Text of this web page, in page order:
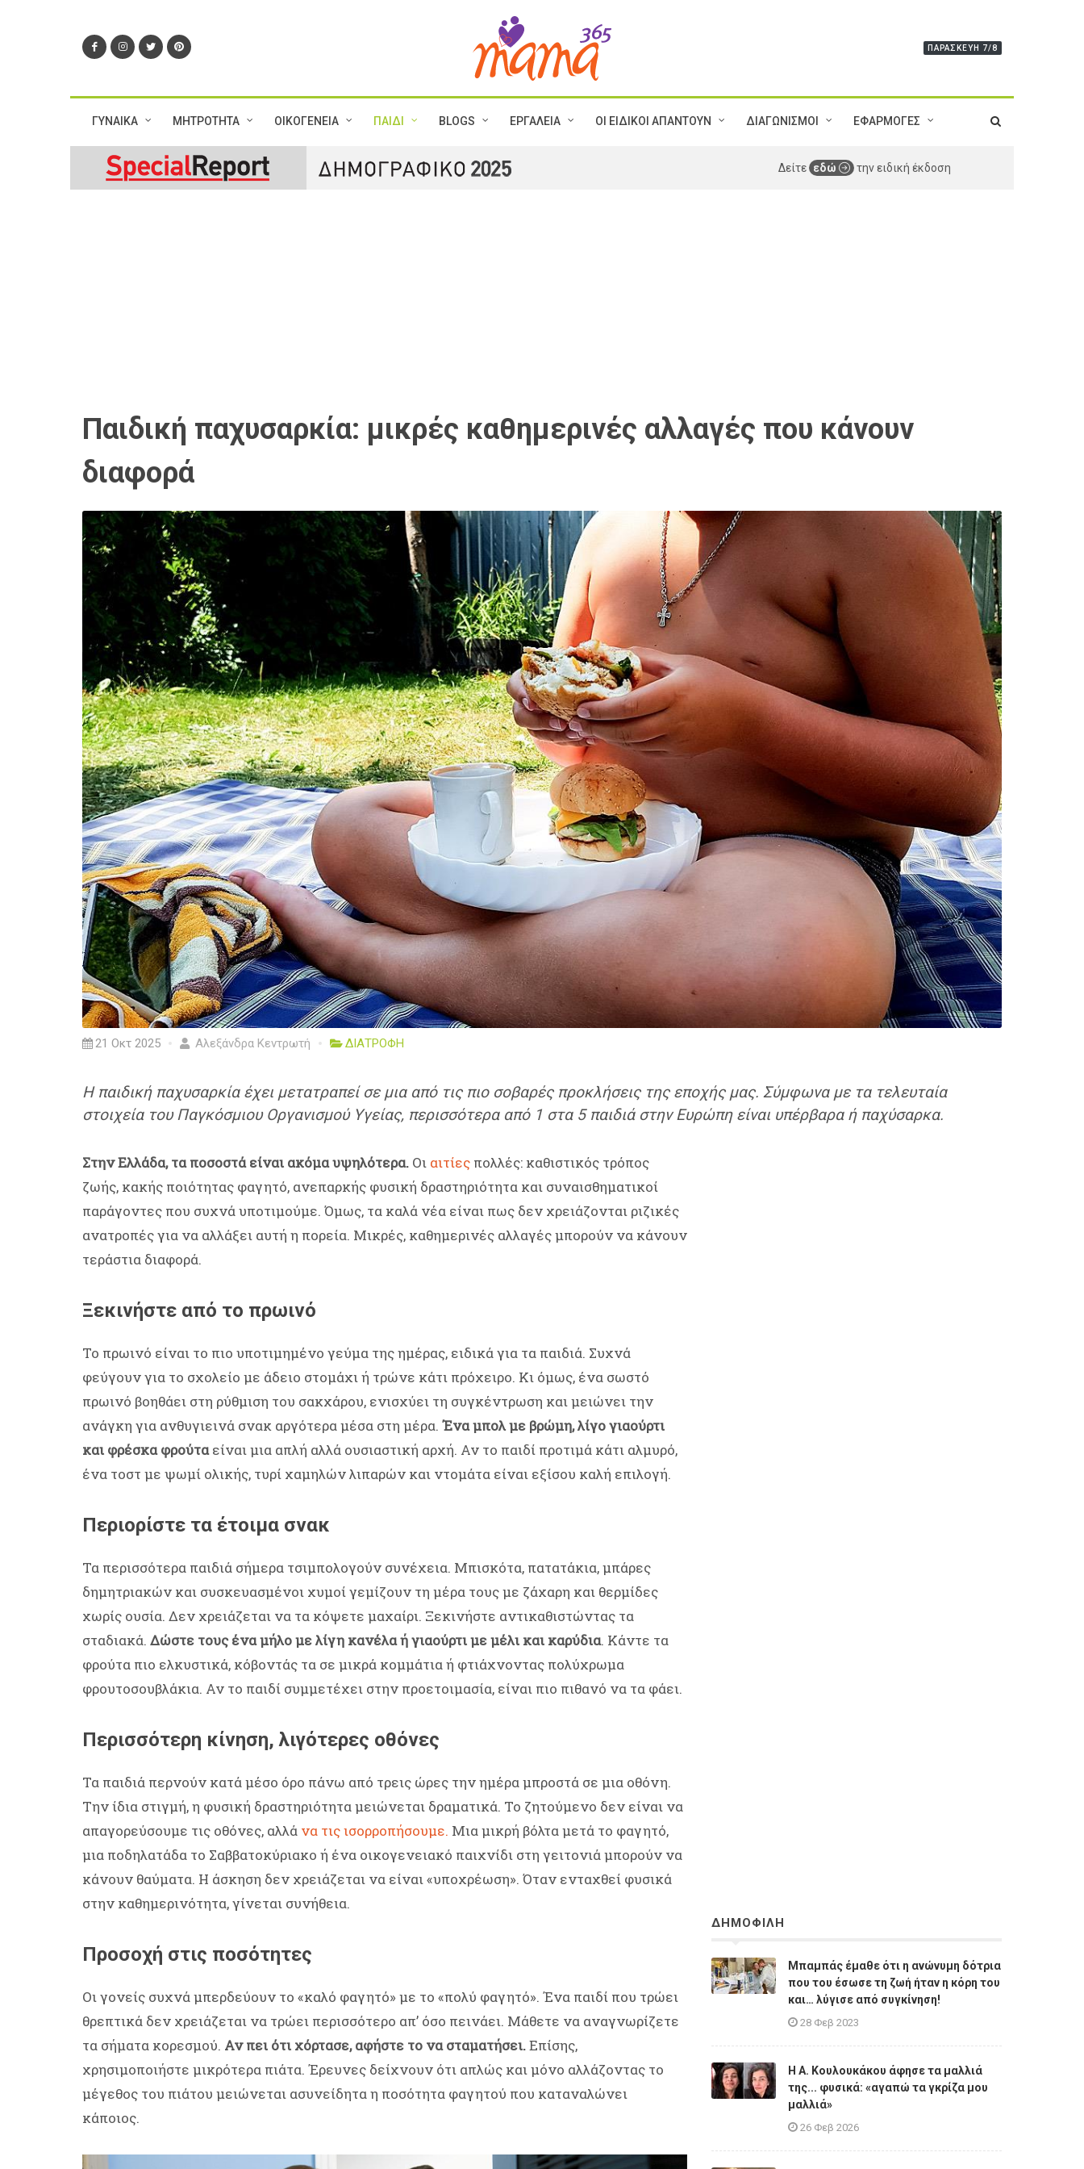
ΠΑΡΑΣΚΕΥΉ 7/8
ΓΥΝΑΙΚΑ ΜΗΤΡΟΤΗΤΑ ΟΙΚΟΓΕΝΕΙΑ ΠΑΙΔΙ BLOGS ΕΡΓΑΛΕΙΑ ΟΙ ΕΙΔΙΚΟΙ ΑΠΑΝΤΟΥΝ ΔΙΑΓΩΝΙΣΜΟΙ ΕΦΑΡΜΟΓΕΣ
Δείτε εδώ την ειδική έκδοση
Παιδική παχυσαρκία: μικρές καθημερινές αλλαγές που κάνουν
διαφορά
21 Οκτ 2025 Αλεξάνδρα Κεντρωτή ΔΙΑΤΡΟΦΗ
Η παιδική παχυσαρκία έχει μετατραπεί σε μια από τις πιο σοβαρές προκλήσεις της εποχής μας. Σύμφωνα με τα τελευταία
στοιχεία του Παγκόσμιου Οργανισμού Υγείας, περισσότερα από 1 στα 5 παιδιά στην Ευρώπη είναι υπέρβαρα ή παχύσαρκα.
Στην Ελλάδα, τα ποσοστά είναι ακόμα υψηλότερα. Οι αιτίες πολλές: καθιστικός τρόπος
ζωής, κακής ποιότητας φαγητό, ανεπαρκής φυσική δραστηριότητα και συναισθηματικοί
παράγοντες που συχνά υποτιμούμε. Όμως, τα καλά νέα είναι πως δεν χρειάζονται ριζικές
ανατροπές για να αλλάξει αυτή η πορεία. Μικρές, καθημερινές αλλαγές μπορούν να κάνουν
τεράστια διαφορά.
Ξεκινήστε από το πρωινό
Το πρωινό είναι το πιο υποτιμημένο γεύμα της ημέρας, ειδικά για τα παιδιά. Συχνά
φεύγουν για το σχολείο με άδειο στομάχι ή τρώνε κάτι πρόχειρο. Κι όμως, ένα σωστό
πρωινό βοηθάει στη ρύθμιση του σακχάρου, ενισχύει τη συγκέντρωση και μειώνει την
ανάγκη για ανθυγιεινά σνακ αργότερα μέσα στη μέρα. Ένα μπολ με βρώμη, λίγο γιαούρτι
και φρέσκα φρούταείναι μια απλή αλλά ουσιαστική αρχή. Αν το παιδί προτιμά κάτι αλμυρό,
ένα τοστ με ψωμί ολικής, τυρί χαμηλών λιπαρών και ντομάτα είναι εξίσου καλή επιλογή.
Περιορίστε τα έτοιμα σνακ
Τα περισσότερα παιδιά σήμερα τσιμπολογούν συνέχεια. Μπισκότα, πατατάκια, μπάρες
δημητριακών και συσκευασμένοι χυμοί γεμίζουν τη μέρα τους με ζάχαρη και θερμίδες
χωρίς ουσία. Δεν χρειάζεται να τα κόψετε μαχαίρι. Ξεκινήστε αντικαθιστώντας τα
σταδιακά. Δώστε τους ένα μήλο με λίγη κανέλα ή γιαούρτι με μέλι και καρύδια. Κάντε τα
φρούτα πιο ελκυστικά, κόβοντάς τα σε μικρά κομμάτια ή φτιάχνοντας πολύχρωμα
φρουτοσουβλάκια. Αν το παιδί συμμετέχει στην προετοιμασία, είναι πιο πιθανό να τα φάει.
Περισσότερη κίνηση, λιγότερες οθόνες
Τα παιδιά περνούν κατά μέσο όρο πάνω από τρεις ώρες την ημέρα μπροστά σε μια οθόνη.
Την ίδια στιγμή, η φυσική δραστηριότητα μειώνεται δραματικά. Το ζητούμενο δεν είναι να
απαγορεύσουμε τις οθόνες, αλλά να τις ισορροπήσουμε. Μια μικρή βόλτα μετά το φαγητό,
μια ποδηλατάδα το Σαββατοκύριακο ή ένα οικογενειακό παιχνίδι στη γειτονιά μπορούν να
κάνουν θαύματα. Η άσκηση δεν χρειάζεται να είναι «υποχρέωση». Όταν ενταχθεί φυσικά
στην καθημερινότητα, γίνεται συνήθεια.
Προσοχή στις ποσότητες
Οι γονείς συχνά μπερδεύουν το «καλό φαγητό» με το «πολύ φαγητό». Ένα παιδί που τρώει
θρεπτικά δεν χρειάζεται να τρώει περισσότερο απ’ όσο πεινάει. Μάθετε να αναγνωρίζετε
τα σήματα κορεσμού. Αν πει ότι χόρτασε, αφήστε το να σταματήσει.Επίσης,
χρησιμοποιήστε μικρότερα πιάτα. Έρευνες δείχνουν ότι απλώς και μόνο αλλάζοντας το
μέγεθος του πιάτου μειώνεται ασυνείδητα η ποσότητα φαγητού που καταναλώνει
κάποιος.
ΔΗΜΟΦΙΛΗ
Μπαμπάς έμαθε ότι η ανώνυμη δότρια
που του έσωσε τη ζωή ήταν η κόρη του
και… λύγισε από συγκίνηση!
28 Φεβ 2023
Η A. Κουλουκάκου άφησε τα μαλλιά
της... φυσικά: «αγαπώ τα γκρίζα μου
μαλλιά»
26 Φεβ 2026